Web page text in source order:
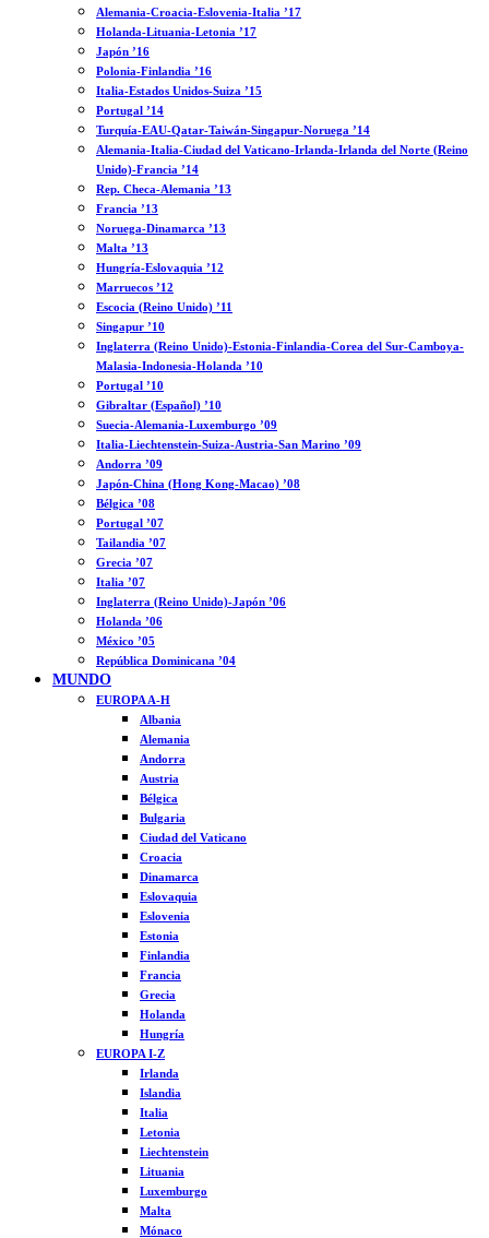
Alemania-Croacia-Eslovenia-Italia ’17
Holanda-Lituania-Letonia ’17
Japón ’16
Polonia-Finlandia ’16
Italia-Estados Unidos-Suiza ’15
Portugal ’14
Turquía-EAU-Qatar-Taiwán-Singapur-Noruega ’14
Alemania-Italia-Ciudad del Vaticano-Irlanda-Irlanda del Norte (Reino
Unido)-Francia ’14
Rep. Checa-Alemania ’13
Francia ’13
Noruega-Dinamarca ’13
Malta ’13
Hungría-Eslovaquia ’12
Marruecos ’12
Escocia (Reino Unido) ’11
Singapur ’10
Inglaterra (Reino Unido)-Estonia-Finlandia-Corea del Sur-Camboya-
Malasia-Indonesia-Holanda ’10
Portugal ’10
Gibraltar (Español) ’10
Suecia-Alemania-Luxemburgo ’09
Italia-Liechtenstein-Suiza-Austria-San Marino ’09
Andorra ’09
Japón-China (Hong Kong-Macao) ’08
Bélgica ’08
Portugal ’07
Tailandia ’07
Grecia ’07
Italia ’07
Inglaterra (Reino Unido)-Japón ’06
Holanda ’06
México ’05
República Dominicana ’04
MUNDO
EUROPA A-H
Albania
Alemania
Andorra
Austria
Bélgica
Bulgaria
Ciudad del Vaticano
Croacia
Dinamarca
Eslovaquia
Eslovenia
Estonia
Finlandia
Francia
Grecia
Holanda
Hungría
EUROPA I-Z
Irlanda
Islandia
Italia
Letonia
Liechtenstein
Lituania
Luxemburgo
Malta
Mónaco